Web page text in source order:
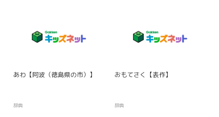
あわ【阿波（徳島県の市）】
辞典
おもてさく【表作】
辞典